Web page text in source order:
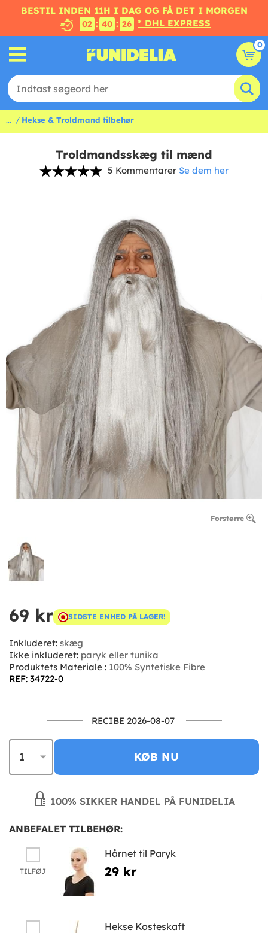
BESTIL INDEN 11H I DAG OG FÅ DET I MORGEN
02 : 40 : 25 * DHL EXPRESS
0
... Hekse & Troldmand tilbehør
Troldmandsskæg til mænd
5 Kommentarer Se dem her
Forstørre
69 kr SIDSTE ENHED PÅ LAGER!
Inkluderet: skæg
Ikke inkluderet: paryk eller tunika
Produktets Materiale : 100% Syntetiske Fibre
REF: 34722-0
RECIBE 2026-08-07
KØB NU
100% SIKKER HANDEL PÅ FUNIDELIA
ANBEFALET TILBEHØR:
TILFØJ
Hårnet til Paryk
29 kr
Hekse Kosteskaft